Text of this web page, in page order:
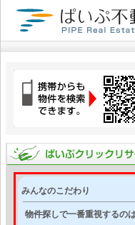
みんなのこだわり
物件探しで一番重視するの